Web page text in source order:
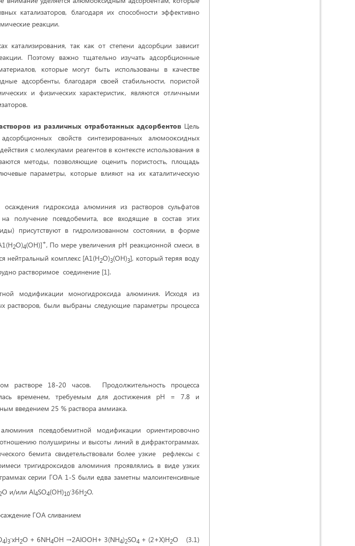
катализаторов, благодаря их способности эффективно
реакции.
катализирования, так как от степени адсорбции зависит
Поэтому важно тщательно изучать адсорбционные
которые могут быть использованы в качестве
адсорбенты, благодаря своей стабильности, пористой
и физических характеристик, являются отличными
из различных отработанных адсорбентов Цель
свойств синтезированных алюмооксидных
с молекулами реагентов в контексте использования в
методы, позволяющие оценить пористость, площадь
параметры, которые влияют на их каталитическую
гидроксида алюминия из растворов сульфатов
получение псевдобемита, все входящие в состав этих
присутствуют в гидролизованном состоянии, в форме
2O)4(OH)]+, По мере увеличения рН реакционной смеси, в
нейтральный комплекс [A1(H2O)3(OH)3], который теряя воду
растворимое соединение [1].
модификации моногидроксида алюминия. Исходя из
растворов, были выбраны следующие параметры процесса
растворе 18-20 часов. Продолжительность процесса
временем, требуемым для достижения рН = 7.8 и
введением 25 % раствора аммиака.
псевдобемитной модификации ориентировочно
полуширины и высоты линий в дифрактограммах.
бемита свидетельствовали более узкие рефлексы с
тригидроксидов алюминия проявлялись в виде узких
серии ГОА 1-S были едва заметны малоинтенсивные
O и/или Al4SO4(OH)10
.36H2O.
ГОА сливанием
4)3
.xH2O + 6NH4OH →2AlOOH+ 3(NH4)2SO4 + (2+Х)H2O (3.1)